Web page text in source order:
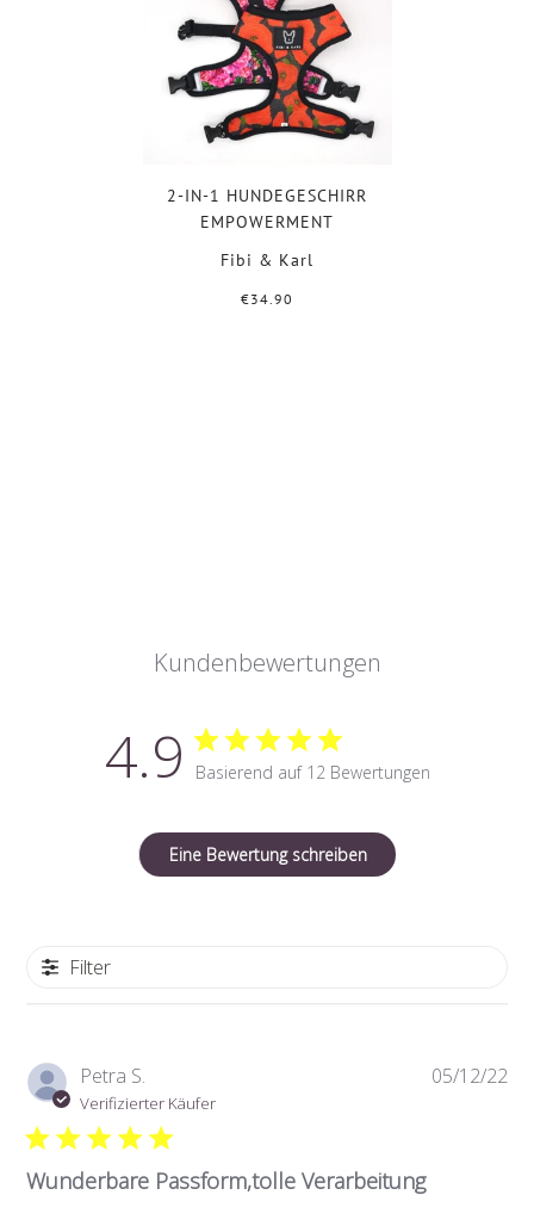
2-IN-1 HUNDEGESCHIRR
EMPOWERMENT
Fibi & Karl
€34.90
Kundenbewertungen
4.9 Basierend auf 12 Bewertungen
Eine Bewertung schreiben
Filter
Petra S.
Verifizierter Käufer
Wunderbare Passform,tolle Verarbeitung
05/12/22